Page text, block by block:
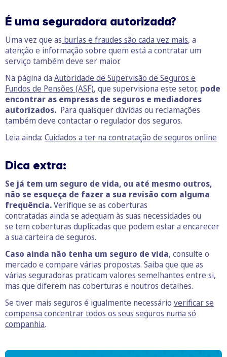
É uma seguradora autorizada?
Uma vez que as burlas e fraudes são cada vez mais, a
atenção e informação sobre quem está a contratar um
serviço também deve ser maior.
Na página da Autoridade de Supervisão de Seguros e
Fundos de Pensões (ASF), que supervisiona este setor, pode
encontrar as empresas de seguros e mediadores
autorizados. Para quaisquer dúvidas ou reclamações
também deve contactar o regulador dos seguros.
Leia ainda: Cuidados a ter na contratação de seguros online
Dica extra:
Se já tem um seguro de vida, ou até mesmo outros,
não se esqueça de fazer a sua revisão com alguma
frequência.Verifique se as coberturas
contratadas ainda se adequam às suas necessidades ou
se tem coberturas duplicadas que podem estar a encarecer
a sua carteira de seguros.
Caso ainda não tenha um seguro de vida, consulte o
mercado e compare várias propostas. Saiba que que as
várias seguradoras praticam valores semelhantes entre si,
mas que diferem nas coberturas e noutros detalhes.
Se tiver mais seguros é igualmente necessário verificar se
compensa concentrar todos os seus seguros numa só
companhia.